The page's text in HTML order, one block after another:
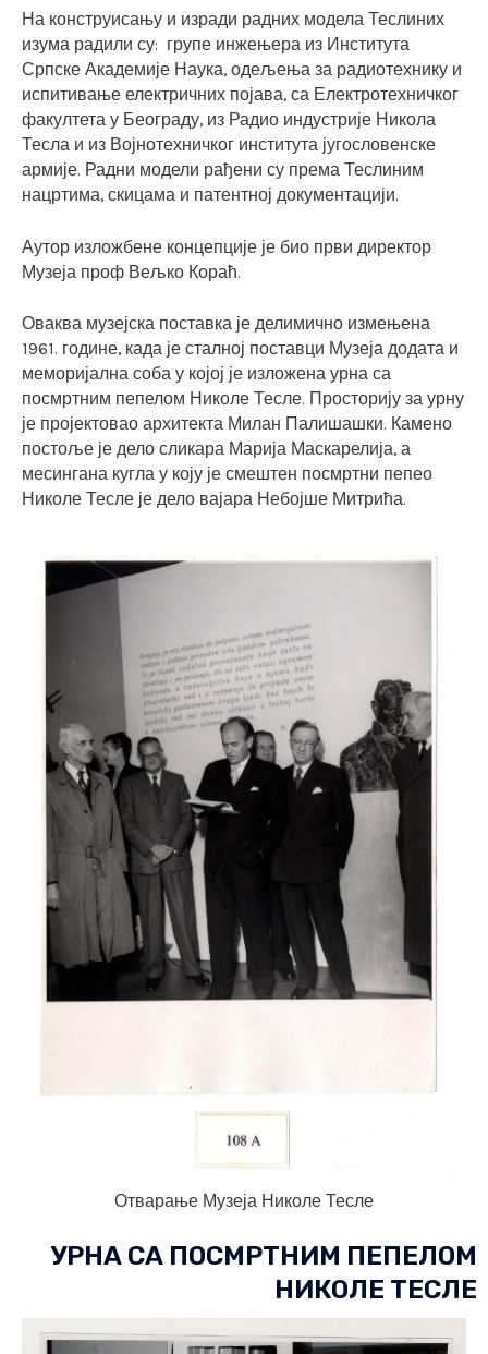
На конструисању и изради радних модела Теслиних
изума радили су: групе инжењера из Института
Српске Академије Наука, одељења за радиотехнику и
испитивање електричних појава, са Електротехничког
факултета у Београду, из Радио индустрије Никола
Тесла и из Војнотехничког института југословенске
армије. Радни модели рађени су према Теслиним
нацртима, скицама и патентној документацији.
Аутор изложбене концепције је био први директор
Музеја проф Вељко Кораћ.
Оваква музејска поставка је делимично измењена
1961. године, када је сталној поставци Музеја додата и
меморијална соба у којој је изложена урна са
посмртним пепелом Николе Тесле. Просторију за урну
је пројектовао архитекта Милан Палишашки. Камено
постоље је дело сликара Марија Маскарелија, а
месингана кугла у коју је смештен посмртни пепео
Николе Тесле је дело вајара Небојше Митрића.
Отварање Музеја Николе Тесле
УРНА СА ПОСМРТНИМ ПЕПЕЛОМ
НИКОЛЕ ТЕСЛЕ